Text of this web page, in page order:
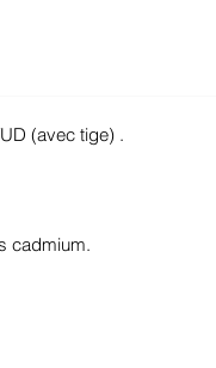
(avec tige) .
cadmium.